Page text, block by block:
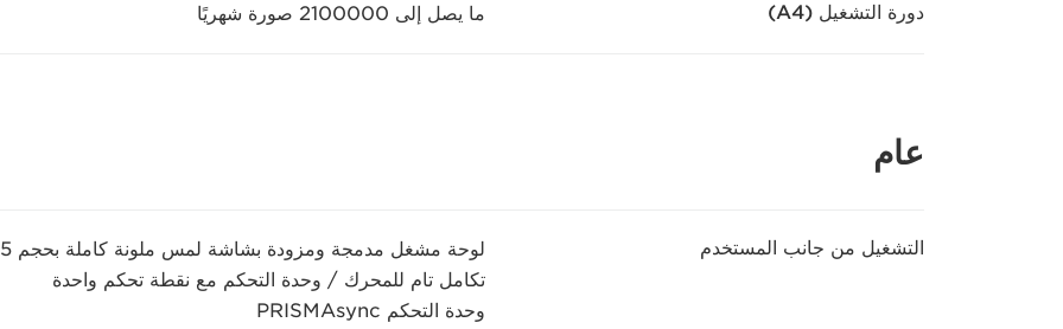
دورة التشغيل (A4) ما يصل إلى 2100000 صورة شهريًا
عام
التشغيل من جانب المستخدم
لوحة مشغل مدمجة ومزودة بشاشة لمس ملونة كاملة بحجم 15 بوصة
تكامل تام للمحرك / وحدة التحكم مع نقطة تحكم واحدة
وحدة التحكم PRISMAsync